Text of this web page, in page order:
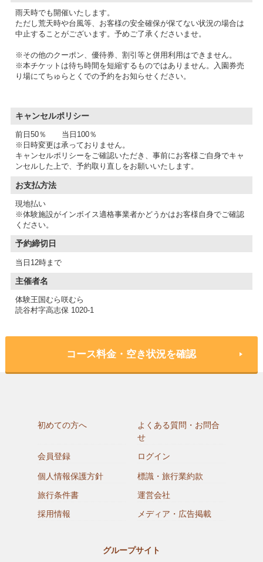
雨天時でも開催いたします。
ただし荒天時や台風等、お客様の安全確保が保てない状況の場合は
中止することがございます。予めご了承くださいませ。
※その他のクーポン、優待券、割引等と併用利用はできません。
※本チケットは待ち時間を短縮するものではありません。入園券売
り場にてちゅらとくでの予約をお知らせください。
キャンセルポリシー
前日50％ 当日100％
※日時変更は承っておりません。
キャンセルポリシーをご確認いただき、事前にお客様ご自身でキャ
ンセルした上で、予約取り直しをお願いいたします。
お支払方法
現地払い
※体験施設がインボイス適格事業者かどうかはお客様自身でご確認
予約締切日
当日12時まで
主催者名
体験王国むら咲むら
読谷村字高志保 1020-1
コース料金・空き状況を確認
初めての方へ
よくある質問・お問合
せ
会員登録
ログイン
個人情報保護方針
標識・旅行業約款
旅行条件書
運営会社
採用情報
メディア・広告掲載
グループサイト